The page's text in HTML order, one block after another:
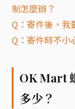
制怎麼辦？
Q：寄件後，我
Q：寄件時不小
OK Mart
多少？